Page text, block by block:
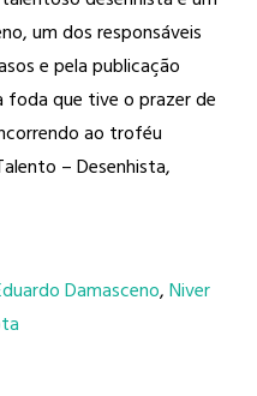
um dos responsáveis
e pela publicação
foda que tive o prazer de
ao troféu
– Desenhista,
Damasceno,Niver